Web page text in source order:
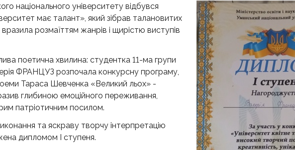
національного університету відбувся
має талант», який зібрав талановитих
розмаїттям жанрів і щирістю виступів
поетична хвилина: студентка 11-ма групи
ФРАНЦУЗ розпочала конкурсну програму,
Тараса Шевченка «Великий льох» -
глибиною емоційного переживання,
патріотичним посилом.
та яскраву творчу інтерпретацію
дипломом І ступеня.